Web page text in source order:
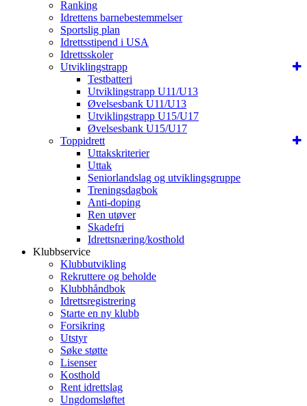
Ranking
Idrettens barnebestemmelser
Sportslig plan
Idrettsstipend i USA
Idrettsskoler
Utviklingstrapp
Testbatteri
Utviklingstrapp U11/U13
Øvelsesbank U11/U13
Utviklingstrapp U15/U17
Øvelsesbank U15/U17
Toppidrett
Uttakskriterier
Uttak
Seniorlandslag og utviklingsgruppe
Treningsdagbok
Anti-doping
Ren utøver
Skadefri
Idrettsnæring/kosthold
Klubbservice
Klubbutvikling
Rekruttere og beholde
Klubbhåndbok
Idrettsregistrering
Starte en ny klubb
Forsikring
Utstyr
Søke støtte
Lisenser
Kosthold
Rent idrettslag
Ungdomsløftet